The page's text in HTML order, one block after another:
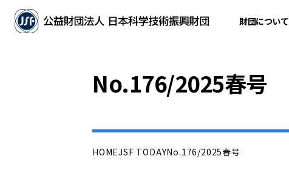
財団について
No.176/2025春号
HOMEJSF TODAYNo.176/2025春号